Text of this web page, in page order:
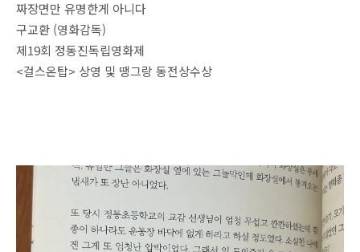
짜장면만 유명한게 아니다
구교환 (영화감독)
제19회 정동진독립영화제
<걸스온탑> 상영 및 땡그랑 동전상수상